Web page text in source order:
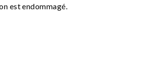
est endommagé.